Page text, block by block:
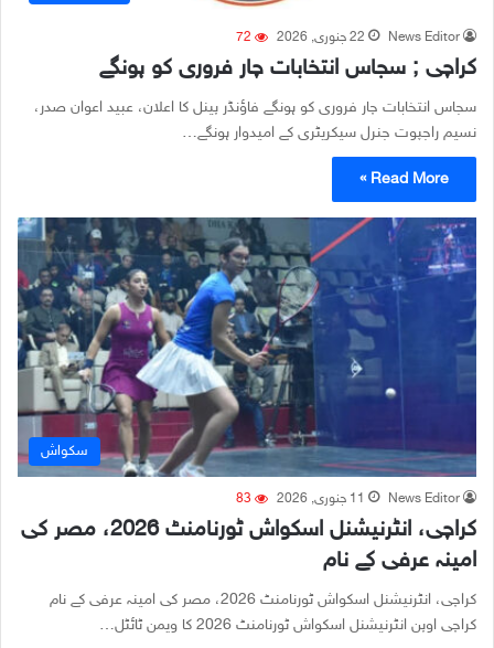
News Editor 22 جنوری, 2026 72
کراچی ; سجاس انتخابات چار فروری کو ہونگے
سجاس انتخابات چار فروری کو ہونگے فاؤنڈر پینل کا اعلان، عبید اعوان صدر،
نسیم راجپوت جنرل سیکریٹری کے امیدوار ہونگے…
Read More »
سکواش
News Editor 11 جنوری, 2026 83
کراچی، انٹرنیشنل اسکواش ٹورنامنٹ 2026، مصر کی
امینہ عرفی کے نام
کراچی، انٹرنیشنل اسکواش ٹورنامنٹ 2026، مصر کی امینہ عرفی کے نام
کراچی اوپن انٹرنیشنل اسکواش ٹورنامنٹ 2026 کا ویمن ٹائٹل…